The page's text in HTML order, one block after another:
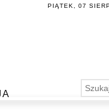
PIĄTEK, 07